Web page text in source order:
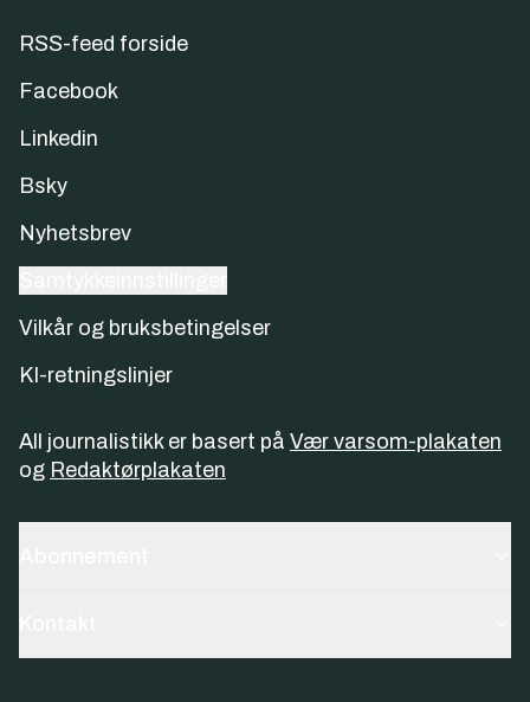
RSS-feed forside
Facebook
Linkedin
Bsky
Nyhetsbrev
Vilkår og bruksbetingelser
KI-retningslinjer
All journalistikk er basert på Vær varsom-plakaten
og Redaktørplakaten